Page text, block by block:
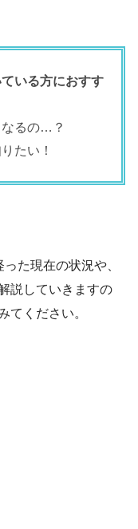
いる方におすす
なるの…？
たい！
た現在の状況や、
説していきますの
てください。